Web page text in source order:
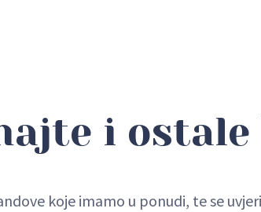
i ostale
koje imamo u ponudi, te se